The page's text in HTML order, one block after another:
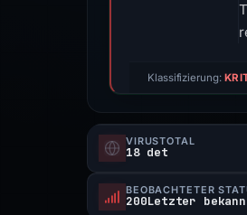
Klassifizierung:
VIRUSTOTAL
18 det
BEOBACHTETER
200Letzter